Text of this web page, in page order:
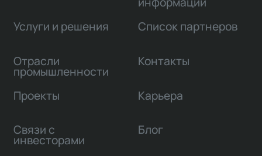
Услуги и решения
Отрасли
промышленности
Проекты
Связи с
инвесторами
Список партнеров
Контакты
Карьера
Блог